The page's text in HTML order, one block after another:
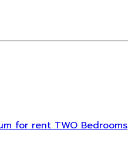
for rent TWO Bedrooms